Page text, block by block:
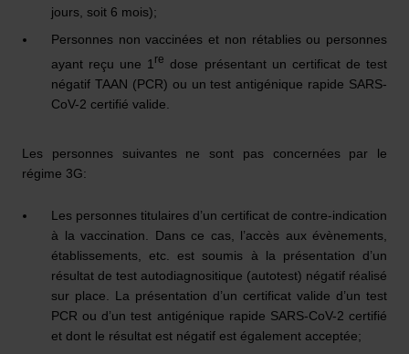
jours, soit 6 mois);
Personnes non vaccinées et non rétablies ou personnes
ayant reçu une 1 re dose présentant un certificat de test
négatif TAAN (PCR) ou un test antigénique rapide SARS-
CoV-2 certifié valide.
Les personnes suivantes ne sont pas concernées par le
régime 3G:
Les personnes titulaires d’un certificat de contre-indication
à la vaccination. Dans ce cas, l’accès aux évènements,
établissements, etc. est soumis à la présentation d’un
résultat de test autodiagnositique (autotest) négatif réalisé
sur place. La présentation d’un certificat valide d’un test
PCR ou d’un test antigénique rapide SARS-CoV-2 certifié
et dont le résultat est négatif est également acceptée;